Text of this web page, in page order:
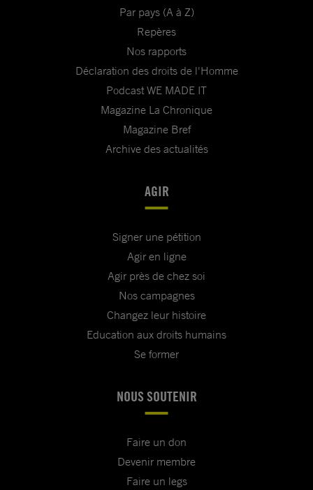
Par pays (A à Z)
Repères
Nos rapports
Déclaration des droits de l'Homme
Podcast WE MADE IT
Magazine La Chronique
Magazine Bref
Archive des actualités
AGIR
Signer une pétition
Agir en ligne
Agir près de chez soi
Nos campagnes
Changez leur histoire
Education aux droits humains
Se former
NOUS SOUTENIR
Faire un don
Devenir membre
Faire un legs